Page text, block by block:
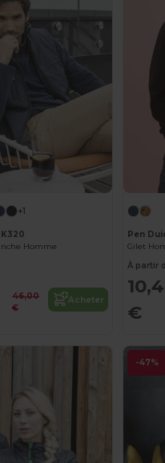
+1
Homme
46,00
€
Acheter
Pen
Gilet
À partir
€
-47%